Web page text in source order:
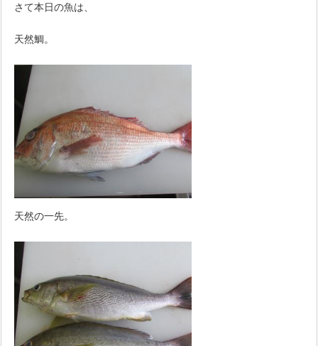
さて本日の魚は、
天然鯛。
天然の一先。